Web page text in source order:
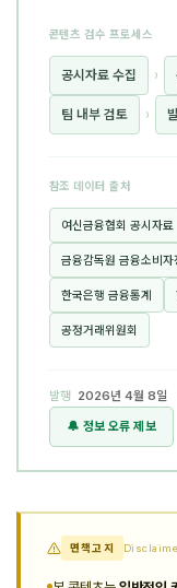
콘텐츠 검수 프로세스
공시자료 수집 ›
팀 내부 검토 ›
참조 데이터 출처
여신금융협회 공시자료
금융감독원 금융소비자
한국은행 금융통계
공정거래위원회
발행 2026년 4월 8일
🔔 정보 오류 제보
면책고지